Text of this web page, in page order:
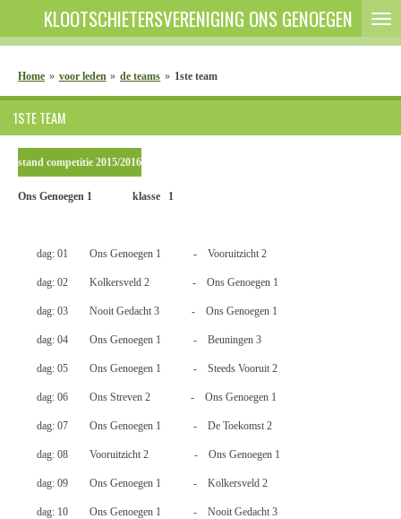
direct
de
KLOOTSCHIETERSVERENIGING ONS GENOEGEN
Home » voor leden » de teams » 1ste team
1STE TEAM
stand competitie 2015/2016
Ons Genoegen 1 klasse 1
dag: 01 Ons Genoegen 1 ‑ Vooruitzicht 2
dag: 02 Kolkersveld 2 ‑ Ons Genoegen 1
dag: 03 Nooit Gedacht 3 ‑ Ons Genoegen 1
dag: 04 Ons Genoegen 1 ‑ Beuningen 3
dag: 05 Ons Genoegen 1 ‑ Steeds Vooruit 2
dag: 06 Ons Streven 2 ‑ Ons Genoegen 1
dag: 07 Ons Genoegen 1 ‑ De Toekomst 2
dag: 08 Vooruitzicht 2 ‑ Ons Genoegen 1
dag: 09 Ons Genoegen 1 ‑ Kolkersveld 2
dag: 10 Ons Genoegen 1 ‑ Nooit Gedacht 3